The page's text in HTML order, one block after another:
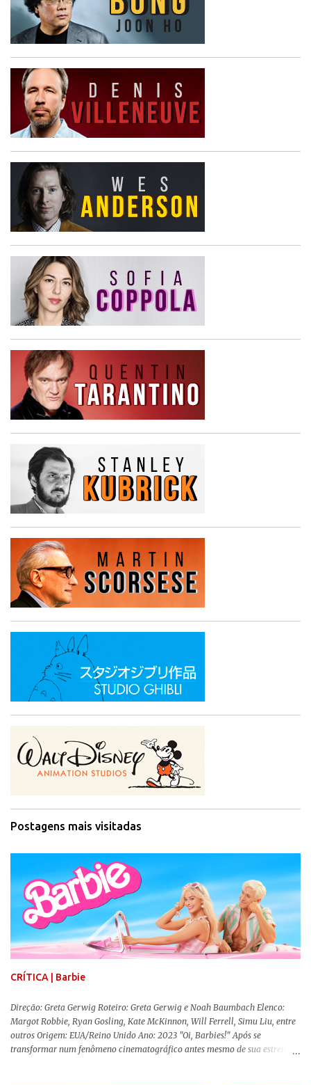
Postagens mais visitadas
CRÍTICA | Barbie
Direção: Greta Gerwig Roteiro: Greta Gerwig e Noah Baumbach Elenco:
Margot Robbie, Ryan Gosling, Kate McKinnon, Will Ferrell, Simu Liu, entre
outros Origem: EUA/Reino Unido Ano: 2023 "Oi, Barbies!" Após se
transformar num fenômeno cinematográfico antes mesmo de sua estreia,